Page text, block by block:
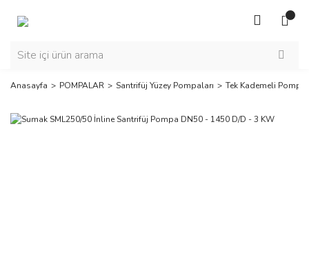
Anasayfa POMPALAR Santrifüj Yüzey Pompaları Tek Kademeli